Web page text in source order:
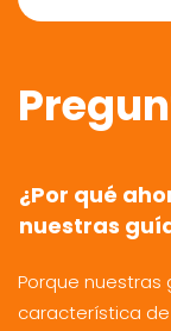
¿Por qué
nuestras
Porque
característica